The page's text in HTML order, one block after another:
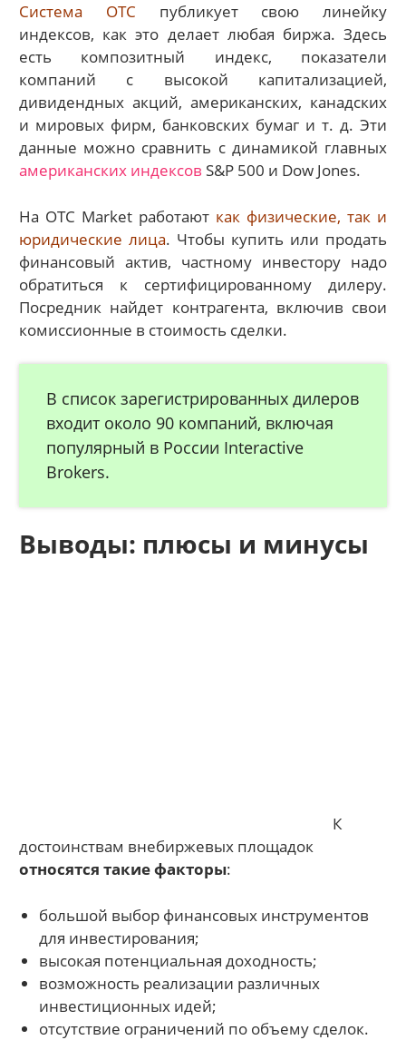
Система OTC публикует свою линейку
индексов, как это делает любая биржа. Здесь
есть композитный индекс, показатели
компаний с высокой капитализацией,
дивидендных акций, американских, канадских
и мировых фирм, банковских бумаг и т. д. Эти
данные можно сравнить с динамикой главных
американских индексов S&P 500 и Dow Jones.
На OTC Market работают как физические, так и
юридические лица. Чтобы купить или продать
финансовый актив, частному инвестору надо
обратиться к сертифицированному дилеру.
Посредник найдет контрагента, включив свои
комиссионные в стоимость сделки.
В список зарегистрированных дилеров
входит около 90 компаний, включая
популярный в России Interactive
Brokers.
Выводы: плюсы и минусы
К
достоинствам внебиржевых площадок
относятся такие факторы:
большой выбор финансовых инструментов
для инвестирования;
высокая потенциальная доходность;
возможность реализации различных
инвестиционных идей;
отсутствие ограничений по объему сделок.